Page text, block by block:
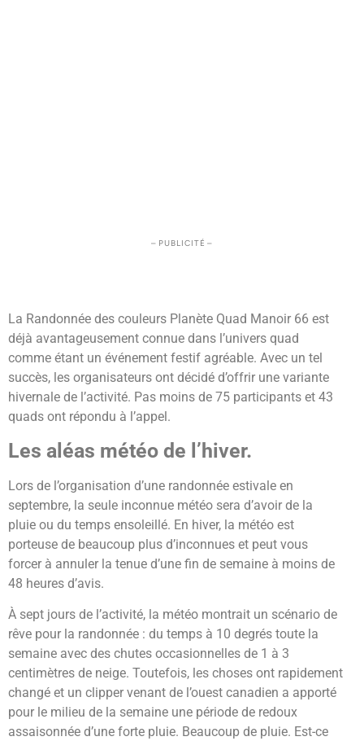
– PUBLICITÉ –
La Randonnée des couleurs Planète Quad Manoir 66 est
déjà avantageusement connue dans l’univers quad
comme étant un événement festif agréable. Avec un tel
succès, les organisateurs ont décidé d’offrir une variante
hivernale de l’activité. Pas moins de 75 participants et 43
quads ont répondu à l’appel.
Les aléas météo de l’hiver.
Lors de l’organisation d’une randonnée estivale en
septembre, la seule inconnue météo sera d’avoir de la
pluie ou du temps ensoleillé. En hiver, la météo est
porteuse de beaucoup plus d’inconnues et peut vous
forcer à annuler la tenue d’une fin de semaine à moins de
48 heures d’avis.
À sept jours de l’activité, la météo montrait un scénario de
rêve pour la randonnée : du temps à 10 degrés toute la
semaine avec des chutes occasionnelles de 1 à 3
centimètres de neige. Toutefois, les choses ont rapidement
changé et un clipper venant de l’ouest canadien a apporté
pour le milieu de la semaine une période de redoux
assaisonnée d’une forte pluie. Beaucoup de pluie. Est-ce